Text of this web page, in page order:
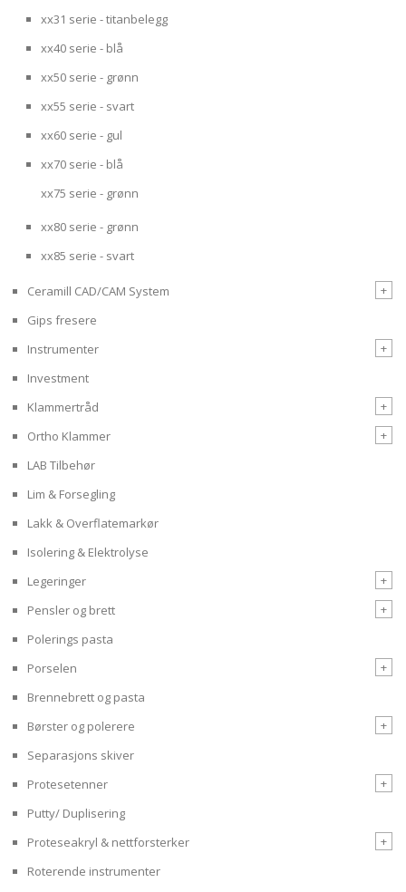
xx31 serie - titanbelegg
xx40 serie - blå
xx50 serie - grønn
xx55 serie - svart
xx60 serie - gul
xx70 serie - blå
xx75 serie - grønn
xx80 serie - grønn
xx85 serie - svart
Ceramill CAD/CAM System
+
Gips fresere
Instrumenter
+
Investment
Klammertråd
+
Ortho Klammer
+
LAB Tilbehør
Lim & Forsegling
Lakk & Overflatemarkør
Isolering & Elektrolyse
Legeringer
+
Pensler og brett
+
Polerings pasta
Porselen
+
Brennebrett og pasta
Børster og polerere
+
Separasjons skiver
Protesetenner
+
Putty/ Duplisering
Proteseakryl & nettforsterker
+
Roterende instrumenter